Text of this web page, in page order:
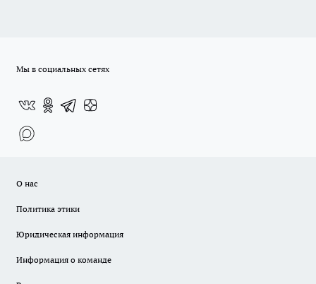
Мы в социальных сетях
О нас
Политика этики
Юридическая информация
Информация о команде